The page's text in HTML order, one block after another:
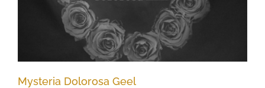
Mysteria Dolorosa Geel